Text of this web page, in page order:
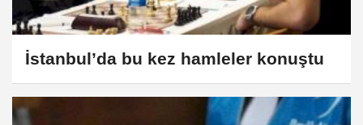
İstanbul’da bu kez hamleler konuştu